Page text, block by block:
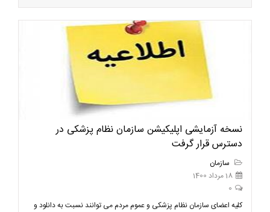
نسخه آزمایشی اپلیکیشن سازمان نظام پزشکی در
دسترس قرار گرفت
سازمان
18 مرداد 1400
0
کلیه اعضای سازمان نظام پزشکی و عموم مردم می توانند نسبت به دانلود و